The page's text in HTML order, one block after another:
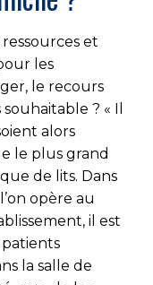
et
les
le recours
? « Il
alors
le plus grand
de lits. Dans
opère au
il est
la salle de